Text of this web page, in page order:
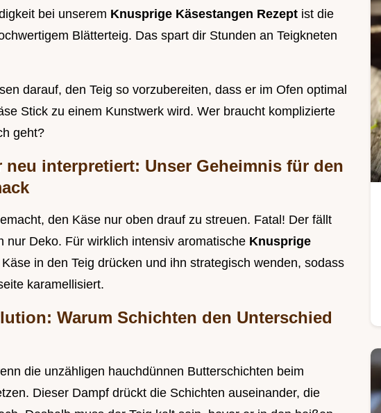
bei unserem Knusprige Käsestangen Rezept ist die
Blätterteig. Das spart dir Stunden an Teigkneten
darauf, den Teig so vorzubereiten, dass er im Ofen optimal
Stick zu einem Kunstwerk wird. Wer braucht komplizierte
geht?
interpretiert: Unser Geheimnis für den
den Käse nur oben drauf zu streuen. Fatal! Der fällt
nur Deko. Für wirklich intensiv aromatische Knusprige
in den Teig drücken und ihn strategisch wenden, sodass
karamellisiert.
Warum Schichten den Unterschied
die unzähligen hauchdünnen Butterschichten beim
Dieser Dampf drückt die Schichten auseinander, die